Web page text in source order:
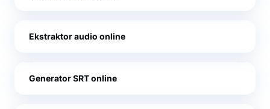
Ekstraktor audio online
Generator SRT online